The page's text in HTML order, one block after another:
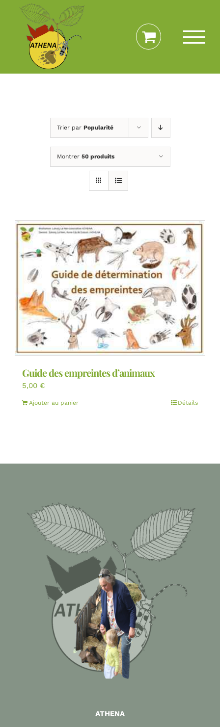
Passer
contenu
Trier par Popularité
Montrer 50 produits
Guide des empreintes d’animaux
5,00 €
Ajouter au panier Détails
ATHENA